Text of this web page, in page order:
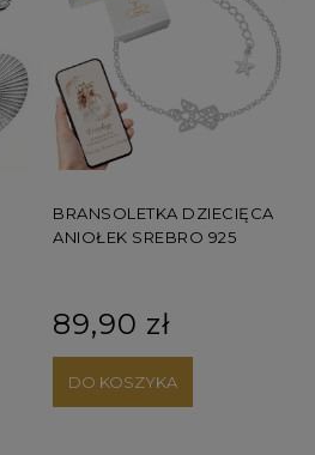
BRANSOLETKA DZIECIĘCA
ANIOŁEK SREBRO 925
89,90 zł
DO KOSZYKA